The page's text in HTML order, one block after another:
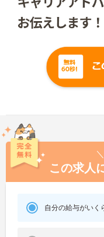
この求人
自分の給与がいく